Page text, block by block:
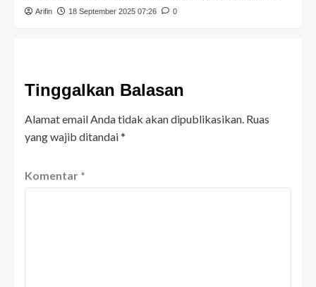
Arifin 18 September 2025 07:26 0
Tinggalkan Balasan
Alamat email Anda tidak akan dipublikasikan. Ruas
yang wajib ditandai*
Komentar *